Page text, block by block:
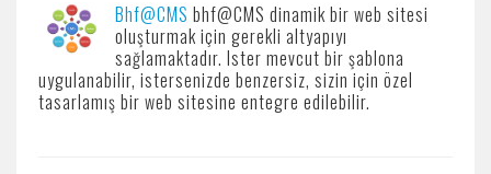
Bhf@CMS bhf@CMS dinamik bir web sitesi
oluşturmak için gerekli altyapıyı
sağlamaktadır. Ister mevcut bir şablona
uygulanabilir, istersenizde benzersiz, sizin için özel
tasarlamış bir web sitesine entegre edilebilir.